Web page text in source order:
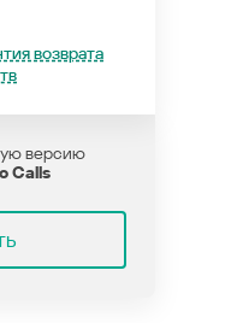
возврата
версию
Calls